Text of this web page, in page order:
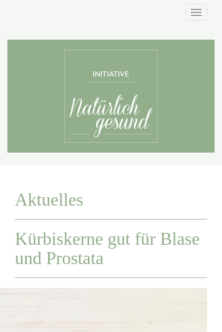
Aktuelles
Kürbiskerne gut für Blase
und Prostata